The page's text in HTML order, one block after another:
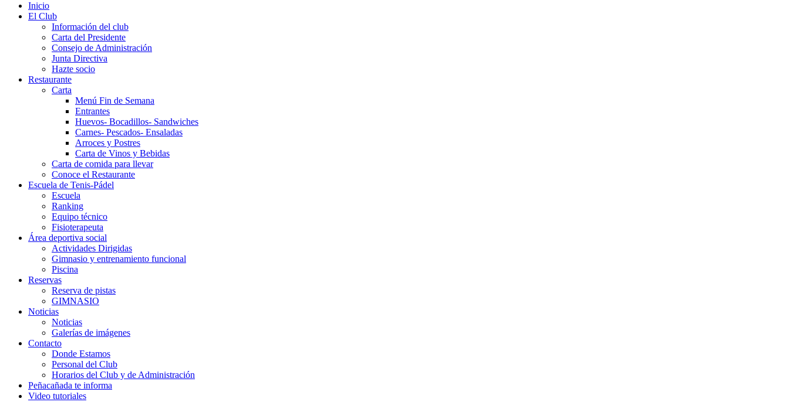
Inicio
El Club
Información del club
Carta del Presidente
Consejo de Administración
Junta Directiva
Hazte socio
Restaurante
Carta
Menú Fin de Semana
Entrantes
Huevos- Bocadillos- Sandwiches
Carnes- Pescados- Ensaladas
Arroces y Postres
Carta de Vinos y Bebidas
Carta de comida para llevar
Conoce el Restaurante
Escuela de Tenis-Pádel
Escuela
Ranking
Equipo técnico
Fisioterapeuta
Área deportiva social
Actividades Dirigidas
Gimnasio y entrenamiento funcional
Piscina
Reservas
Reserva de pistas
GIMNASIO
Noticias
Noticias
Galerías de imágenes
Contacto
Donde Estamos
Personal del Club
Horarios del Club y de Administración
Peñacañada te informa
Video tutoriales